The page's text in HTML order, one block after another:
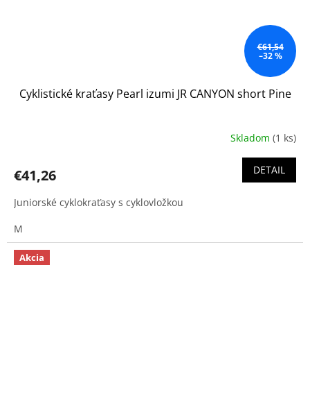
€61,54
–32 %
Cyklistické kraťasy Pearl izumi JR CANYON short Pine
Skladom (1 ks)
€41,26 DETAIL
Juniorské cyklokraťasy s cyklovložkou
M
Akcia